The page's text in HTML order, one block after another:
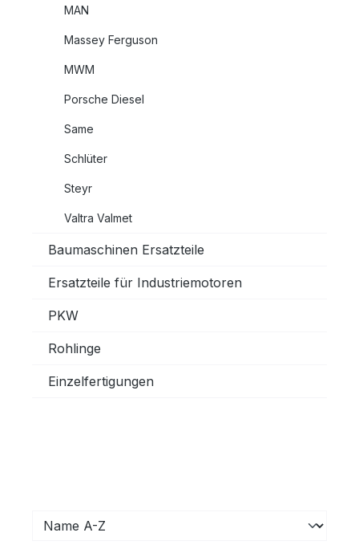
MAN
Massey Ferguson
MWM
Porsche Diesel
Same
Schlüter
Steyr
Valtra Valmet
Baumaschinen Ersatzteile
Ersatzteile für Industriemotoren
PKW
Rohlinge
Einzelfertigungen